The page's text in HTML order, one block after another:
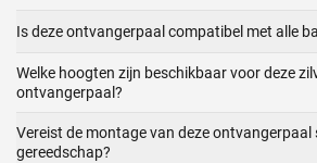
Is deze ontvangerpaal compatibel met alle
Welke hoogten zijn beschikbaar voor deze
ontvangerpaal?
Vereist de montage van deze ontvangerpaal
gereedschap?